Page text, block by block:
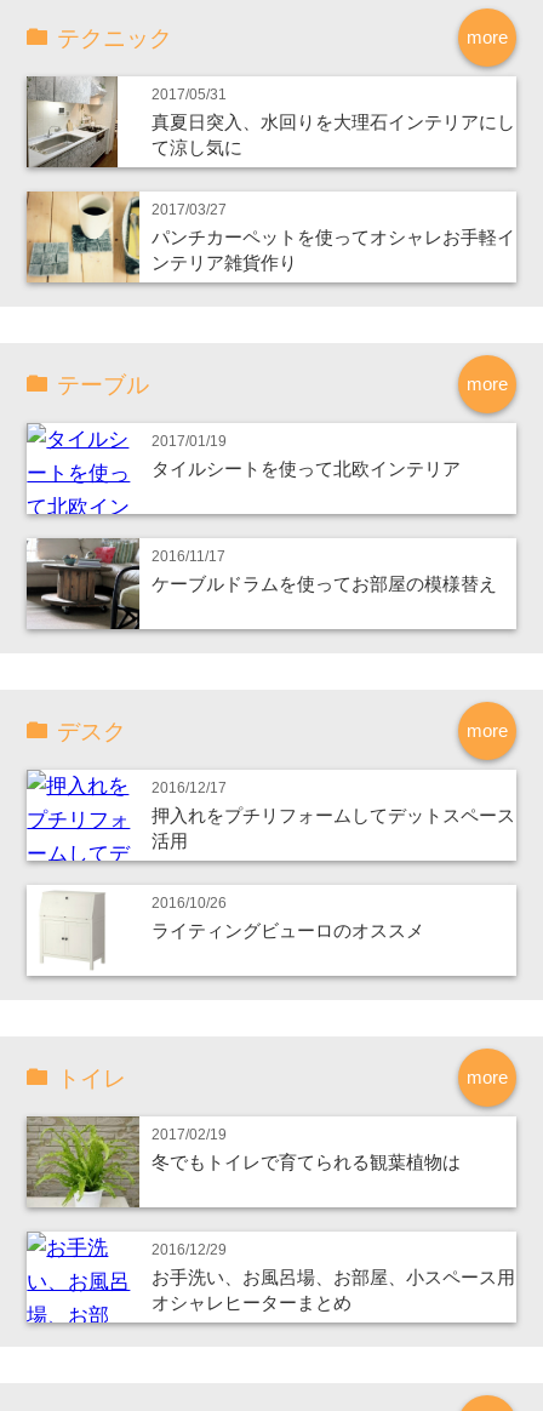
more
テクニック
2017/05/31
真夏日突入、水回りを大理石インテリアにし
て涼し気に
2017/03/27
パンチカーペットを使ってオシャレお手軽イ
ンテリア雑貨作り
more
テーブル
2017/01/19
タイルシートを使って北欧インテリア
2016/11/17
ケーブルドラムを使ってお部屋の模様替え
more
デスク
2016/12/17
押入れをプチリフォームしてデットスペース
活用
2016/10/26
ライティングビューロのオススメ
more
トイレ
2017/02/19
冬でもトイレで育てられる観葉植物は
2016/12/29
お手洗い、お風呂場、お部屋、小スペース用
オシャレヒーターまとめ